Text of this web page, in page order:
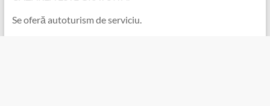
Se oferă autoturism de serviciu.